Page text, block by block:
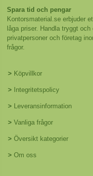
Spara tid och pengar
Kontorsmaterial.se erbjuder
låga priser. Handla tryggt
privatpersoner och företag
frågor.
> Köpvillkor
> Integritetspolicy
> Leveransinformation
> Vanliga frågor
> Översikt kategorier
> Om oss